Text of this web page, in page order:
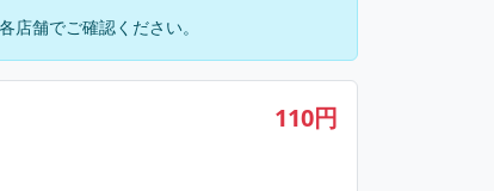
舗でご確認ください。
110円